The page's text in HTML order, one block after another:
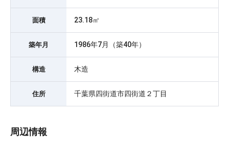
面積 23.18㎡
築年月 1986年7月（築40年）
構造 木造
住所 千葉県四街道市四街道２丁目
周辺情報